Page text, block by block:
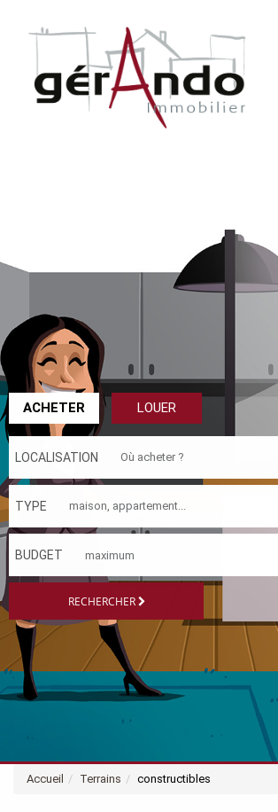
ACHETER LOUER
LOCALISATION
TYPE
BUDGET
RECHERCHER
Accueil Terrains constructibles